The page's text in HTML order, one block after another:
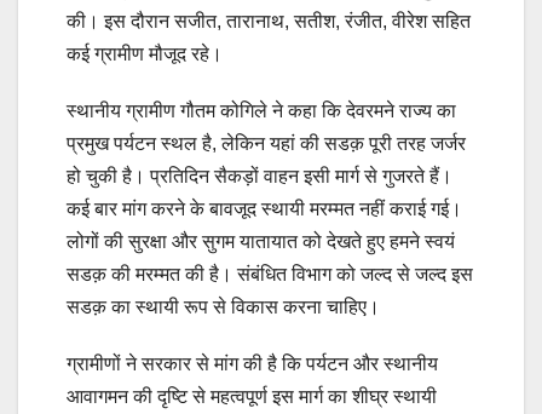
की। इस दौरान सजीत, तारानाथ, सतीश, रंजीत, वीरेश सहित
कई ग्रामीण मौजूद रहे।
स्थानीय ग्रामीण गौतम कोगिले ने कहा कि देवरमने राज्य का
प्रमुख पर्यटन स्थल है, लेकिन यहां की सडक़ पूरी तरह जर्जर
हो चुकी है। प्रतिदिन सैकड़ों वाहन इसी मार्ग से गुजरते हैं।
कई बार मांग करने के बावजूद स्थायी मरम्मत नहीं कराई गई।
लोगों की सुरक्षा और सुगम यातायात को देखते हुए हमने स्वयं
सडक़ की मरम्मत की है। संबंधित विभाग को जल्द से जल्द इस
सडक़ का स्थायी रूप से विकास करना चाहिए।
ग्रामीणों ने सरकार से मांग की है कि पर्यटन और स्थानीय
आवागमन की दृष्टि से महत्वपूर्ण इस मार्ग का शीघ्र स्थायी